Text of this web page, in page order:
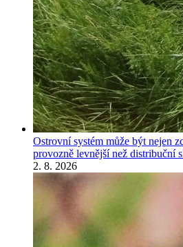
Ostrovní systém může být nejen
provozně levnější než distribuční
2. 8. 2026